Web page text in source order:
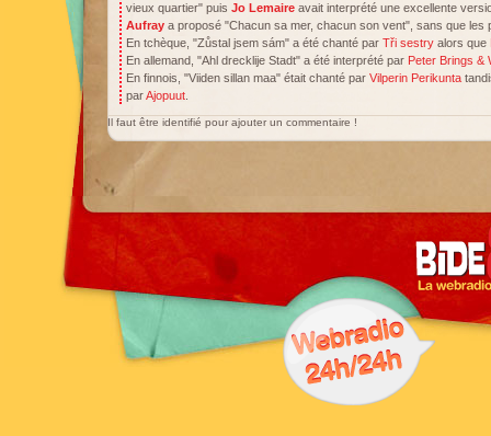
vieux quartier" puis Jo Lemaire avait interprété une excellente
Aufray a proposé "Chacun sa mer, chacun son vent", sans que les
En tchèque, "Zůstal jsem sám" a été chanté par Tři sestry alors que
En allemand, "Ahl drecklije Stadt" a été interprété par Peter Brings &
En finnois, "Viiden sillan maa" était chanté par Vilperin Perikunta
parAjopuut
Il faut être identifié pour ajouter un commentaire !